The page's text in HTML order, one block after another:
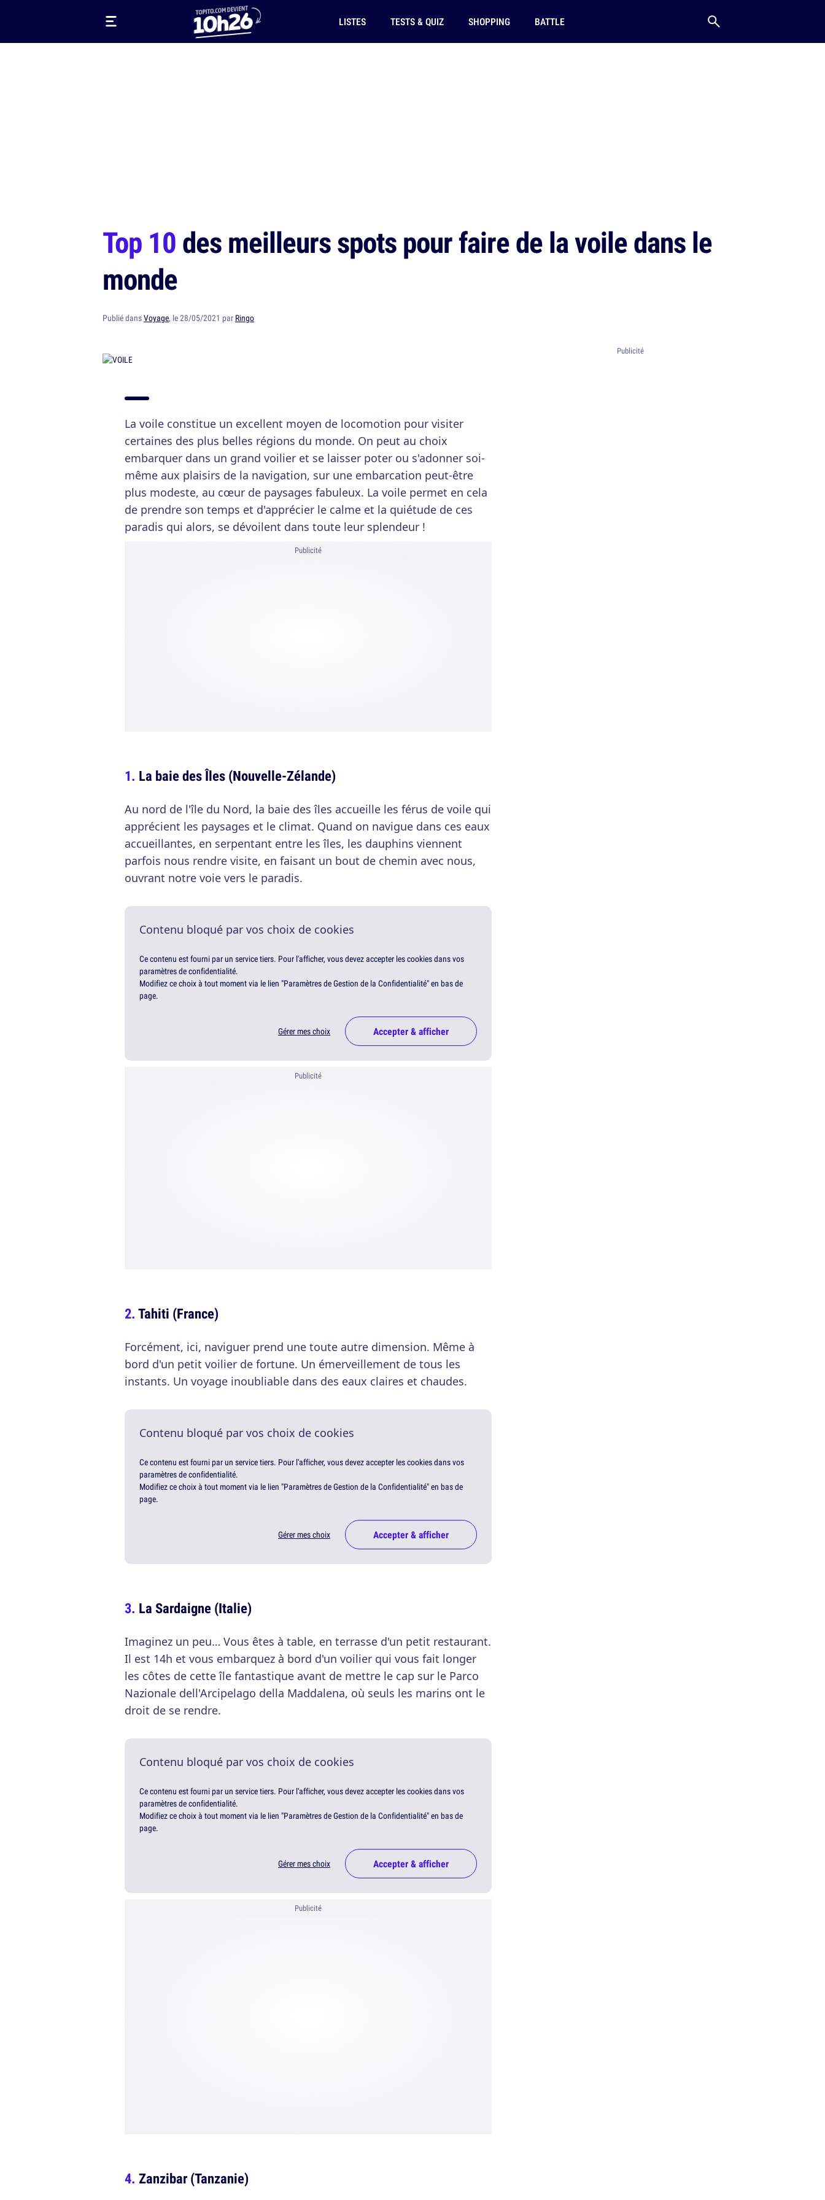
LISTES TESTS & QUIZ SHOPPING BATTLE
Top 10des meilleurs spots pour faire de la voile dans le
monde
Publié dansVoyage, le 28/05/2021 par Ringo
La voile constitue un excellent moyen de locomotion pour visiter
certaines des plus belles régions du monde. On peut au choix
embarquer dans un grand voilier et se laisser poter ou s'adonner soi-
même aux plaisirs de la navigation, sur une embarcation peut-être
plus modeste, au cœur de paysages fabuleux. La voile permet en cela
de prendre son temps et d'apprécier le calme et la quiétude de ces
paradis qui alors, se dévoilent dans toute leur splendeur !
Publicité
La baie des Îles (Nouvelle-Zélande)
Au nord de l'île du Nord, la baie des îles accueille les férus de voile qui
apprécient les paysages et le climat. Quand on navigue dans ces eaux
accueillantes, en serpentant entre les îles, les dauphins viennent
parfois nous rendre visite, en faisant un bout de chemin avec nous,
ouvrant notre voie vers le paradis.
Contenu bloqué par vos choix de cookies
Ce contenu est fourni par un service tiers. Pour l'afficher, vous devez accepter les cookies dans vos
paramètres de confidentialité.
Modifiez ce choix à tout moment via le lien "Paramètres de Gestion de la Confidentialité" en bas de
page.
Gérer mes choix Accepter & afficher
Publicité
Tahiti (France)
Forcément, ici, naviguer prend une toute autre dimension. Même à
bord d'un petit voilier de fortune. Un émerveillement de tous les
instants. Un voyage inoubliable dans des eaux claires et chaudes.
Contenu bloqué par vos choix de cookies
Ce contenu est fourni par un service tiers. Pour l'afficher, vous devez accepter les cookies dans vos
paramètres de confidentialité.
Modifiez ce choix à tout moment via le lien "Paramètres de Gestion de la Confidentialité" en bas de
page.
Gérer mes choix Accepter & afficher
La Sardaigne (Italie)
Imaginez un peu… Vous êtes à table, en terrasse d'un petit restaurant.
Il est 14h et vous embarquez à bord d'un voilier qui vous fait longer
les côtes de cette île fantastique avant de mettre le cap sur le Parco
Nazionale dell'Arcipelago della Maddalena, où seuls les marins ont le
droit de se rendre.
Contenu bloqué par vos choix de cookies
Ce contenu est fourni par un service tiers. Pour l'afficher, vous devez accepter les cookies dans vos
paramètres de confidentialité.
Modifiez ce choix à tout moment via le lien "Paramètres de Gestion de la Confidentialité" en bas de
page.
Gérer mes choix Accepter & afficher
Publicité
Zanzibar (Tanzanie)